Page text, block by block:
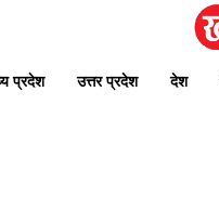
प्रदेश उत्तर प्रदेश देश